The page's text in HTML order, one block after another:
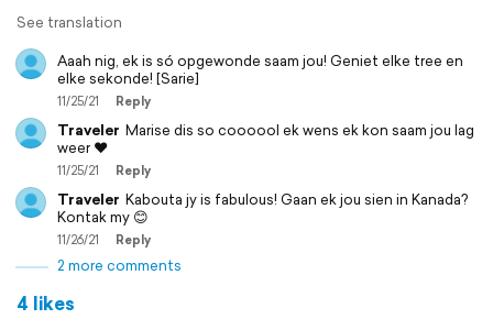
See translation
Aaah nig, ek is só opgewonde saam jou! Geniet elke tree en
elke sekonde! [Sarie]
11/25/21 Reply
Traveler Marise dis so coooool ek wens ek kon saam jou lag
weer ❤️
11/25/21 Reply
Traveler Kabouta jy is fabulous! Gaan ek jou sien in Kanada?
Kontak my 😊
11/26/21 Reply
2 more comments
4 likes